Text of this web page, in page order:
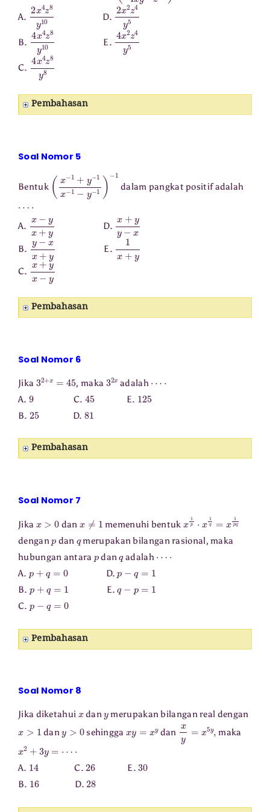
A. 2x4z8 D. 2x2z4
B. 4x4z8 E. 4x2z4
C. 4x4z8
Pembahasan
Soal Nomor 5
Bentuk (x −1+ y− 1x− − − ) −1
dalam pangkat positif adalah
A. x−yx+ D. x+yy−
B. y−xx+ E. +
C. x+yx−
Pembahasan
Soal Nomor 6
Jika 32 +x 45 , maka 32x adalah
A. 9C. 45 E. 125
B. 25 D.81
Pembahasan
Soal Nomor 7
Jika dan 1 memenuhi bentuk 1p 1q pq
dengan dan
merupakan bilangan rasional, maka
hubungan antara
dan adalah
A. + D.
B. + E.
C.
Pembahasan
Soal Nomor 8
Jika diketahui dan merupakan bilangan real dengan
dan sehingga dan xy y, maka
2 + y
A. 14 C.26 E.30
B. 16 D.28